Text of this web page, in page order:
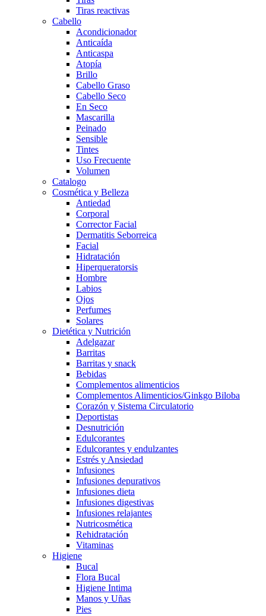
Tiras reactivas
Cabello
Acondicionador
Anticaída
Anticaspa
Atopía
Brillo
Cabello Graso
Cabello Seco
En Seco
Mascarilla
Peinado
Sensible
Tintes
Uso Frecuente
Volumen
Catalogo
Cosmética y Belleza
Antiedad
Corporal
Corrector Facial
Dermatitis Seborreica
Facial
Hidratación
Hiperqueratorsis
Hombre
Labios
Ojos
Perfumes
Solares
Dietética y Nutrición
Adelgazar
Barritas
Barritas y snack
Bebidas
Complementos alimenticios
Complementos Alimenticios/Ginkgo Biloba
Corazón y Sistema Circulatorio
Deportistas
Desnutrición
Edulcorantes
Edulcorantes y endulzantes
Estrés y Ansiedad
Infusiones
Infusiones depurativos
Infusiones dieta
Infusiones digestivas
Infusiones relajantes
Nutricosmética
Rehidratación
Vitaminas
Higiene
Bucal
Flora Bucal
Higiene Intima
Manos y Uñas
Pies